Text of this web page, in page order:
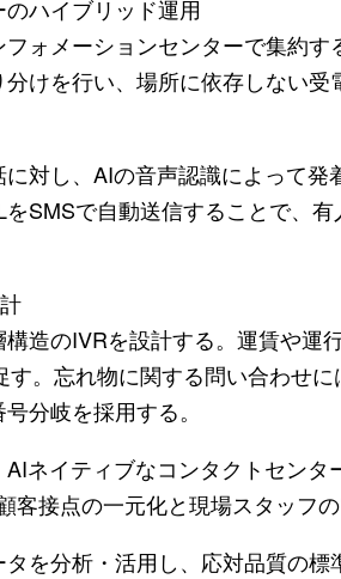
ハイブリッド運用
ォメーションセンターで集約
けを行い、場所に依存しない受
対し、AIの音声認識によって
SMSで自動送信することで、
造のIVRを設計する。運賃や運
。忘れ物に関する問い合わせ
分岐を採用する。
ネイティブなコンタクトセン
接点の一元化と現場スタッフ
を分析・活用し、応対品質の標